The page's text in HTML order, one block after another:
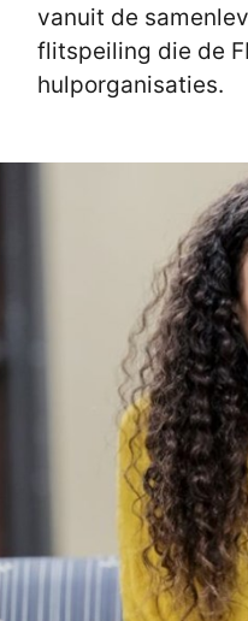
vanuit de
flitspeiling die de
hulporganisaties.